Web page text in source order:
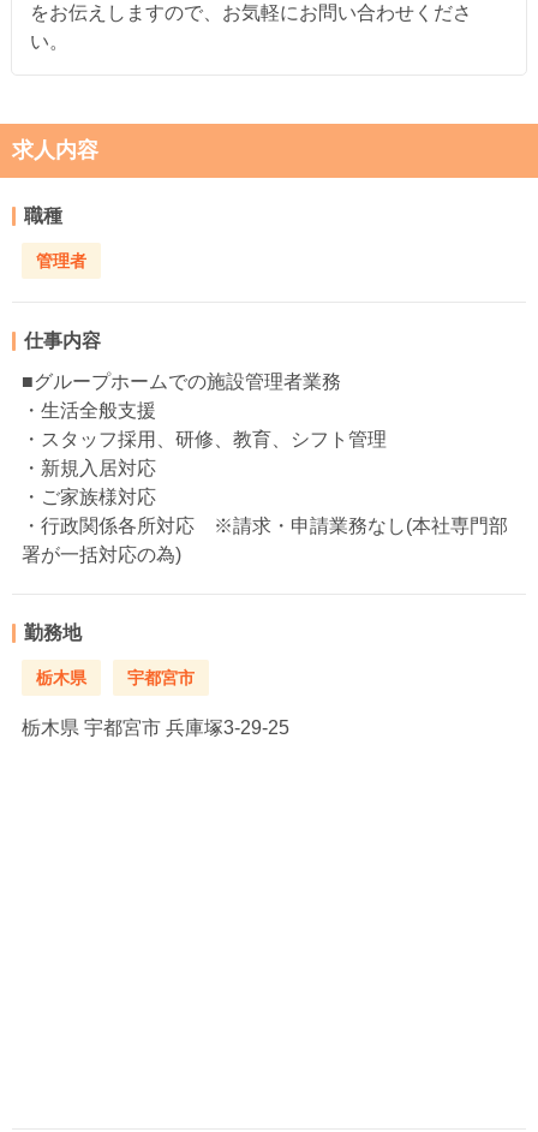
をお伝えしますので、お気軽にお問い合わせくださ
い。
求人内容
職種
管理者
仕事内容
■グループホームでの施設管理者業務
・生活全般支援
・スタッフ採用、研修、教育、シフト管理
・新規入居対応
・ご家族様対応
・行政関係各所対応 ※請求・申請業務なし(本社専門部
署が一括対応の為)
勤務地
栃木県 宇都宮市
栃木県 宇都宮市 兵庫塚3-29-25